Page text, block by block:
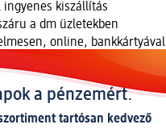
ingyenes kiszállítás
a dm üzletekben
online, bankkártyával
a pénzemért.
tartósan kedvező